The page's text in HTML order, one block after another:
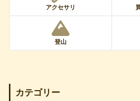
アクセサリ
登山
カテゴリー